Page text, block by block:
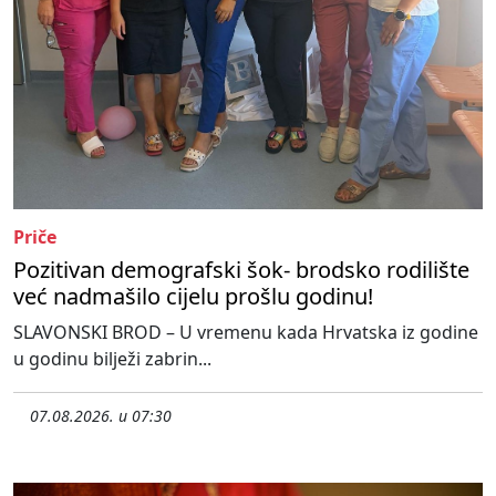
Priče
Pozitivan demografski šok- brodsko rodilište
već nadmašilo cijelu prošlu godinu!
SLAVONSKI BROD – U vremenu kada Hrvatska iz godine
u godinu bilježi zabrin...
07.08.2026. u 07:30